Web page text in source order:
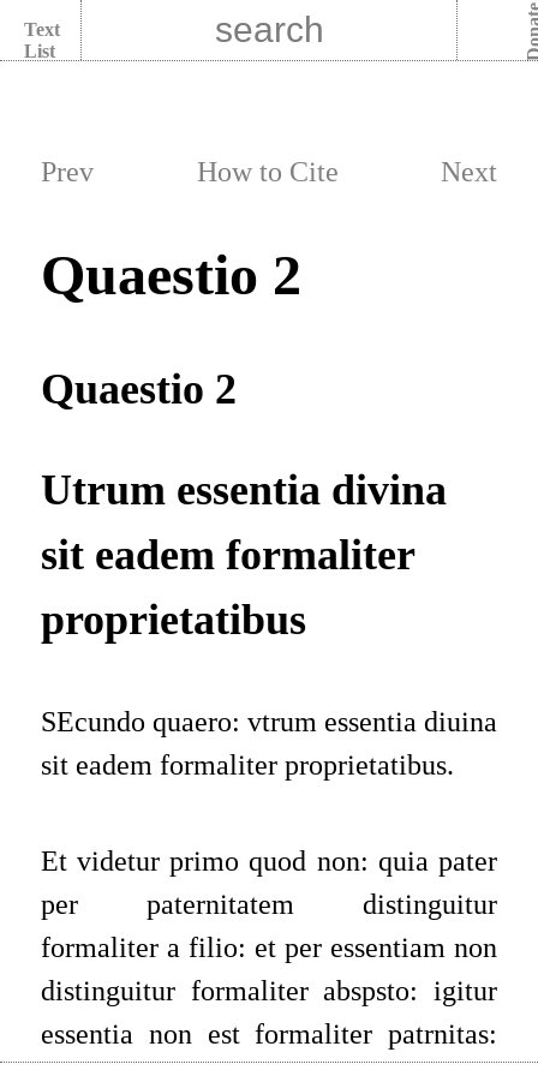
Text
List
Prev How to Cite Next
Quaestio 2
Quaestio 2
Utrum essentia divina
sit eadem formaliter
proprietatibus
SEcundo quaero: vtrum essentia diuina
sit eadem formaliter proprietatibus.
Et videtur primo quod non: quia pater
per paternitatem distinguitur
formaliter a filio: et per essentiam non
distinguitur formaliter abspsto: igitur
essentia non est formaliter patrnitas: